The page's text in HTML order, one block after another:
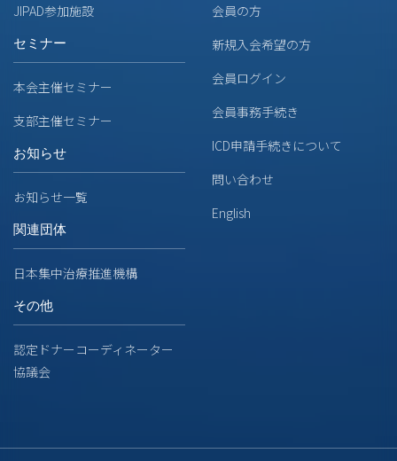
JIPAD参加施設
セミナー
本会主催セミナー
支部主催セミナー
お知らせ
お知らせ一覧
関連団体
日本集中治療推進機構
その他
認定ドナーコーディネーター
協議会
会員の方
新規入会希望の方
会員ログイン
会員事務手続き
ICD申請手続きについて
問い合わせ
English